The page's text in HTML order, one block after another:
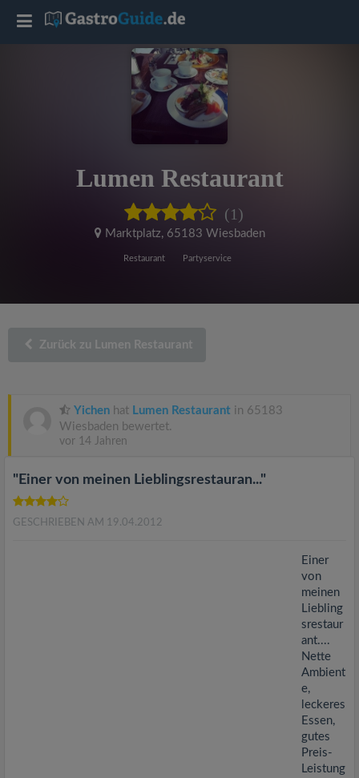
Lumen Restaurant
(1)
Marktplatz, 65183 Wiesbaden
Restaurant Partyservice
Zurück zu Lumen Restaurant
Yichen hat Lumen Restaurant in 65183
Wiesbaden bewertet.
vor 14 Jahren
"Einer von meinen Lieblingsrestauran..."
GESCHRIEBEN AM 19.04.2012
Einer
von
meinen
Liebling
srestaur
ant....
Nette
Ambient
e,
leckeres
Essen,
gutes
Preis-
Leistung
T
a
t